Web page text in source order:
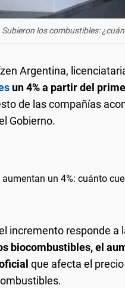
Subieron los combustibles:
Argentina,
un 4% a partir del
de las compañías
Gobierno.
un 4%: cuánto
incremento responde
biocombustibles, el
que afecta el